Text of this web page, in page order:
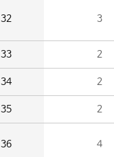
32 3
33 2
34 2
35 2
36 4